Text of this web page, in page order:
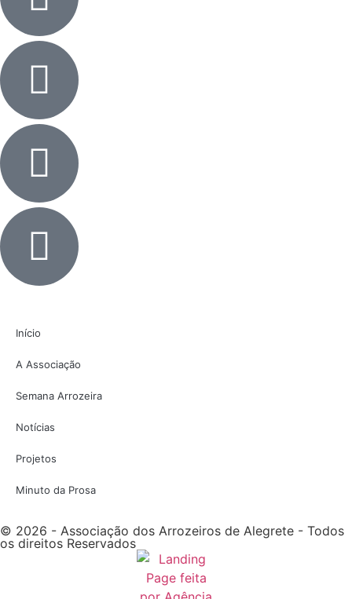
Início
A Associação
Semana Arrozeira
Notícias
Projetos
Minuto da Prosa
© 2026 - Associação dos Arrozeiros de Alegrete - Todos
os direitos Reservados